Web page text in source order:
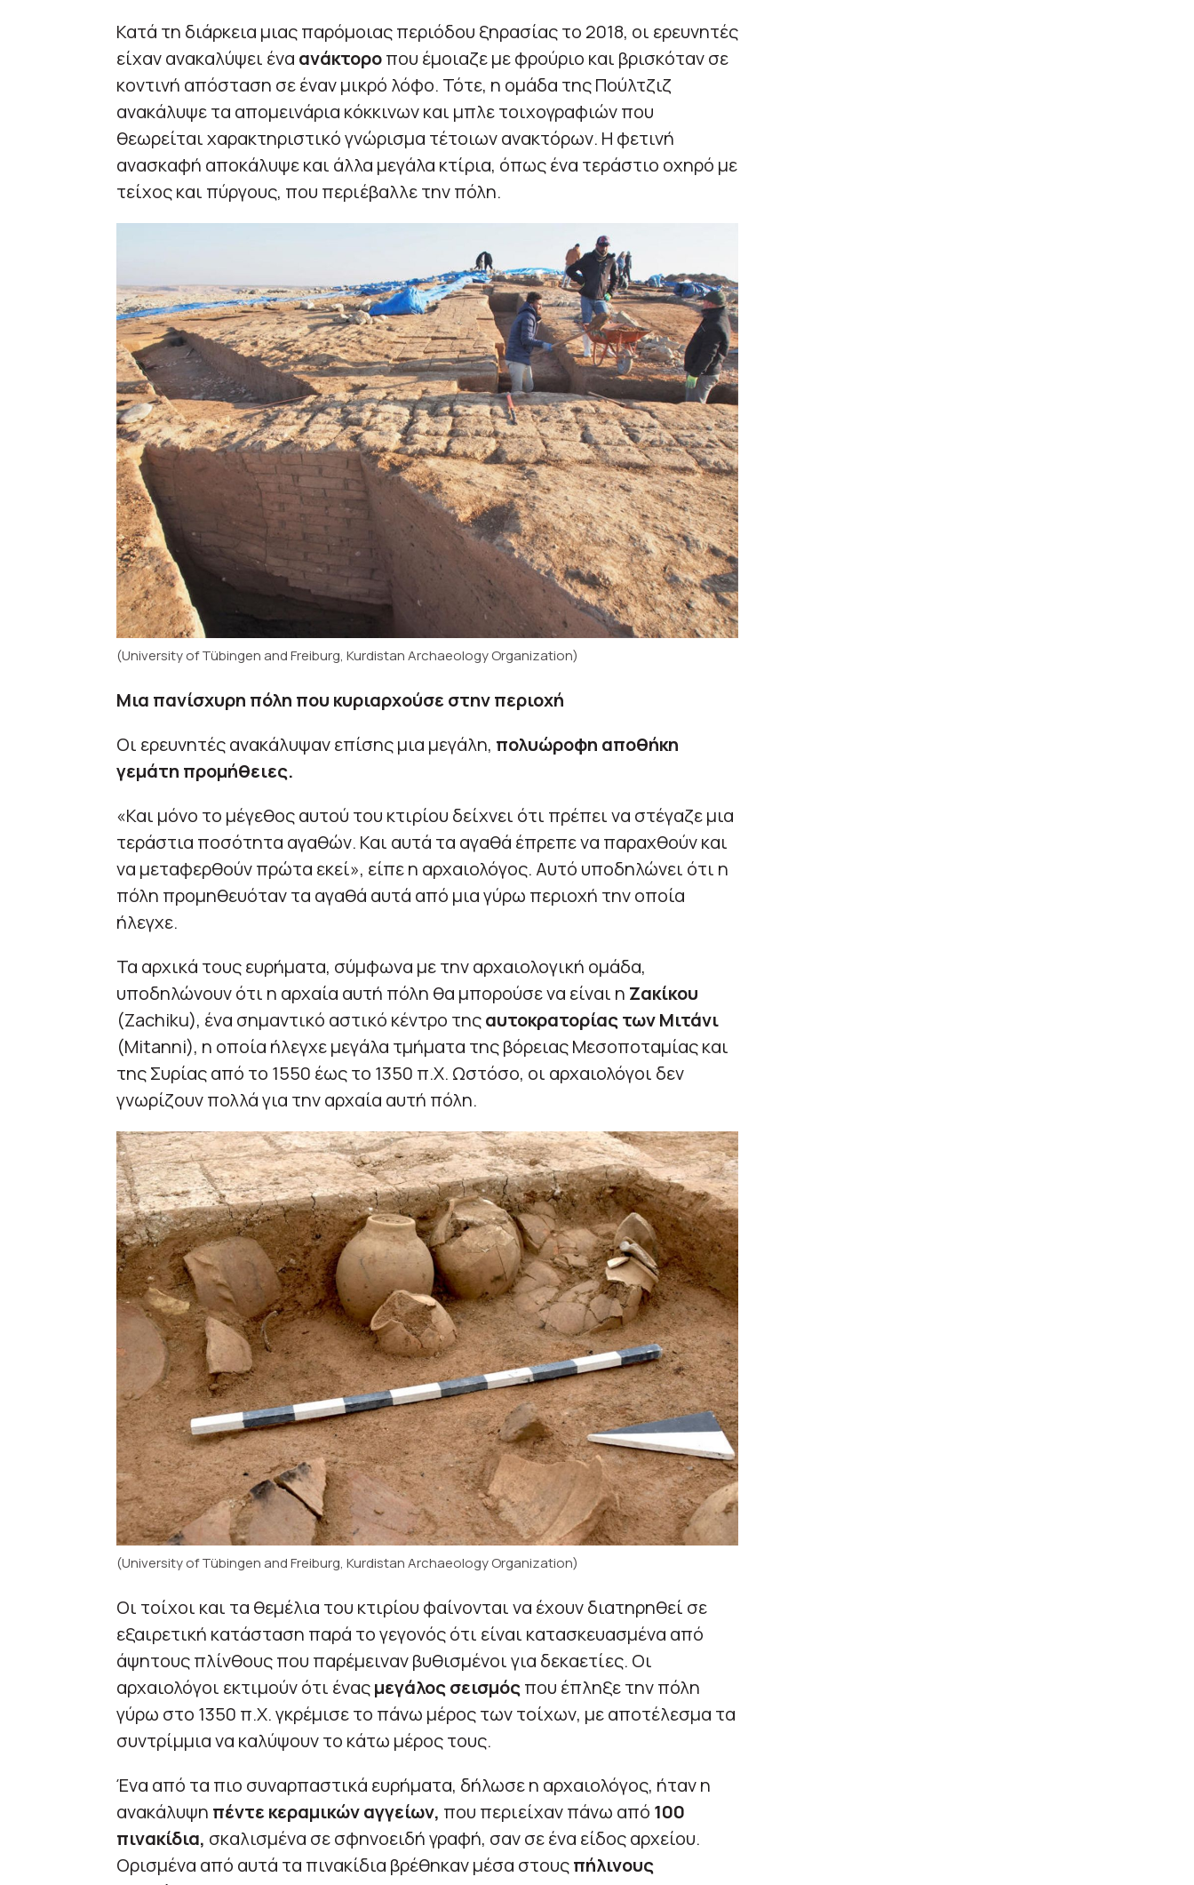
Κατά τη διάρκεια μιας παρόμοιας περιόδου ξηρασίας το 2018, οι ερευνητές
είχαν ανακαλύψει ένα ανάκτοροπου έμοιαζε με φρούριο και βρισκόταν σε
κοντινή απόσταση σε έναν μικρό λόφο. Τότε, η ομάδα της Πούλτζιζ
ανακάλυψε τα απομεινάρια κόκκινων και μπλε τοιχογραφιών που
θεωρείται χαρακτηριστικό γνώρισμα τέτοιων ανακτόρων. Η φετινή
ανασκαφή αποκάλυψε και άλλα μεγάλα κτίρια, όπως ένα τεράστιο οχηρό με
τείχος και πύργους, που περιέβαλλε την πόλη.
(University of Tübingen and Freiburg, Kurdistan Archaeology Organization)
Μια πανίσχυρη πόλη που κυριαρχούσε στην περιοχή
Οι ερευνητές ανακάλυψαν επίσης μια μεγάλη, πολυώροφη αποθήκη
γεμάτη προμήθειες.
«Και μόνο το μέγεθος αυτού του κτιρίου δείχνει ότι πρέπει να στέγαζε μια
τεράστια ποσότητα αγαθών. Και αυτά τα αγαθά έπρεπε να παραχθούν και
να μεταφερθούν πρώτα εκεί», είπε η αρχαιολόγος. Αυτό υποδηλώνει ότι η
πόλη προμηθευόταν τα αγαθά αυτά από μια γύρω περιοχή την οποία
ήλεγχε.
Τα αρχικά τους ευρήματα, σύμφωνα με την αρχαιολογική ομάδα,
υποδηλώνουν ότι η αρχαία αυτή πόλη θα μπορούσε να είναι η Ζακίκου
(Zachiku), ένα σημαντικό αστικό κέντρο τηςαυτοκρατορίας των Μιτάνι
(Mitanni), η οποία ήλεγχε μεγάλα τμήματα της βόρειας Μεσοποταμίας και
της Συρίας από το 1550 έως το 1350 π.Χ. Ωστόσο, οι αρχαιολόγοι δεν
γνωρίζουν πολλά για την αρχαία αυτή πόλη.
(University of Tübingen and Freiburg, Kurdistan Archaeology Organization)
Οι τοίχοι και τα θεμέλια του κτιρίου φαίνονται να έχουν διατηρηθεί σε
εξαιρετική κατάσταση παρά το γεγονός ότι είναι κατασκευασμένα από
άψητους πλίνθους που παρέμειναν βυθισμένοι για δεκαετίες. Οι
αρχαιολόγοι εκτιμούν ότι έναςμεγάλος σεισμόςπου έπληξε την πόλη
γύρω στο 1350 π.Χ. γκρέμισε το πάνω μέρος των τοίχων, με αποτέλεσμα τα
συντρίμμια να καλύψουν το κάτω μέρος τους.
Ένα από τα πιο συναρπαστικά ευρήματα, δήλωσε η αρχαιολόγος, ήταν η
ανακάλυψη πέντε κεραμικών αγγείων, που περιείχαν πάνω από 100
πινακίδια, σκαλισμένα σε σφηνοειδή γραφή, σαν σε ένα είδος αρχείου.
Ορισμένα από αυτά τα πινακίδια βρέθηκαν μέσα στουςπήλινους